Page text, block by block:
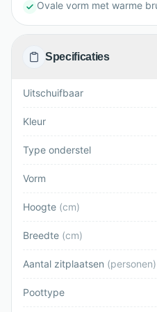
Ovale vorm met warme
Specificaties
Uitschuifbaar
Kleur
Type onderstel
Vorm
Hoogte (cm)
Breedte (cm)
Aantal zitplaatsen (personen)
Poottype